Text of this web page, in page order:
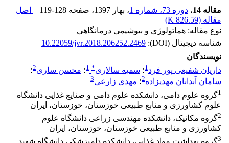
مقاله 14
، دوره 73، شماره 1 ، بهار 1397 ، صفحه 119-128
اصل
مقاله (826.59 K
)
نوع مقاله: هماتولوژی و بیوشیمی درمانگاهی
شناسه دیجیتال (DOI):
10.22059/jvr.2018.206252.2469
نویسندگان
داریان شفیعی پور فرد1؛ سمیه سالاری*
1؛ محسن ساری2؛
سامان آبدانان مهدیزاده2؛ مهدی زارعی3
1گروه علوم دامی، دانشکده علوم دامی و صنایع غذایی دانشگاه
علوم کشاورزی و منابع طبیعی خوزستان، خوزستان، ایران
2گروه مکانیک، دانشکده مهندسی زراعی دانشگاه علوم
کشاورزی و منابع طبیعی خوزستان، خوزستان، ایران
3